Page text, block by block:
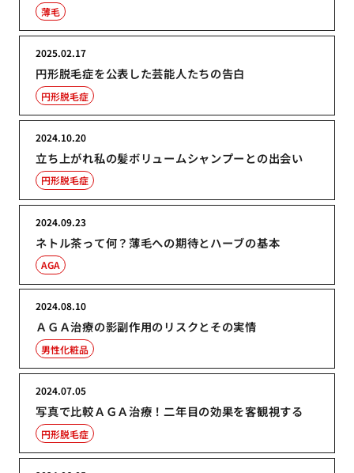
薄毛
円形脱毛症を公表した芸能人たちの告白
2025.02.17
円形脱毛症
立ち上がれ私の髪ボリュームシャンプーとの出会い
2024.10.20
円形脱毛症
ネトル茶って何？薄毛への期待とハーブの基本
2024.09.23
AGA
ＡＧＡ治療の影副作用のリスクとその実情
2024.08.10
男性化粧品
写真で比較ＡＧＡ治療！二年目の効果を客観視する
2024.07.05
円形脱毛症